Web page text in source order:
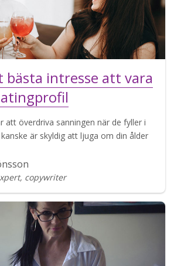
bästa intresse att vara
att överdriva sanningen när de fyller i
är skyldig att ljuga om din ålder
copywriter